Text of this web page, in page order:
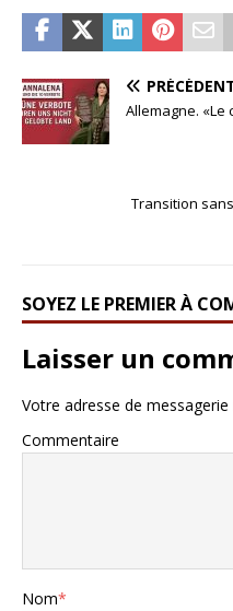
Allemagne. «Le
Transition
SOYEZ LE PREMIER À
Laisser un
Votre adresse de
Commentaire
Nom*